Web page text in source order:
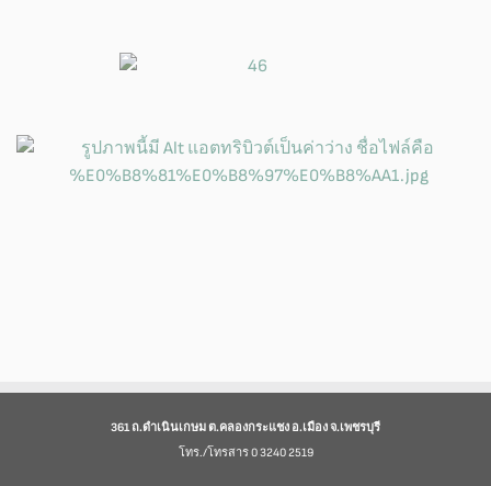
361 ถ.ดำเนินเกษม ต.คลองกระแชง อ.เมือง จ.เพชรบุรี
โทร./โทรสาร 0 3240 2519